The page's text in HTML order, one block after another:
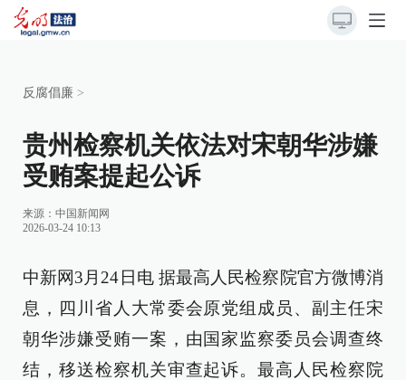
反腐倡廉 >
贵州检察机关依法对宋朝华涉嫌
受贿案提起公诉
来源： 中国新闻网
2026-03-24 10:13
中新网3月24日电 据最高人民检察院官方微博消
息，四川省人大常委会原党组成员、副主任宋
朝华涉嫌受贿一案，由国家监察委员会调查终
结，移送检察机关审查起诉。最高人民检察院